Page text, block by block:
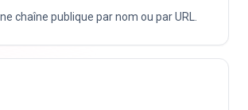
chaîne publique par nom ou par URL.